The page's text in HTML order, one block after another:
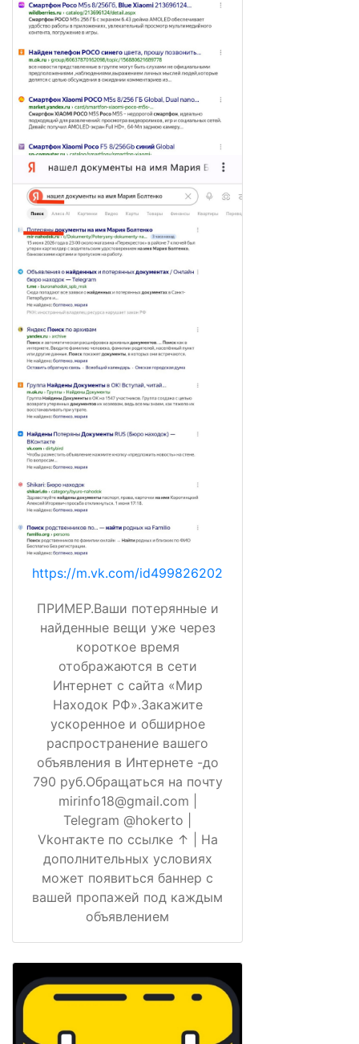
https://m.vk.com/id499826202
ПРИМЕР.Ваши потерянные и
найденные вещи уже через
короткое время
отображаются в сети
Интернет с сайта «Мир
Находок РФ».Закажите
ускоренное и обширное
распространение вашего
объявления в Интернете -до
790 руб.Обращаться на почту
mirinfo18@gmail.com |
Telegram @hokerto |
Vkонтакте по ссылке ↑ | На
дополнительных условиях
может появиться баннер с
вашей пропажей под каждым
объявлением